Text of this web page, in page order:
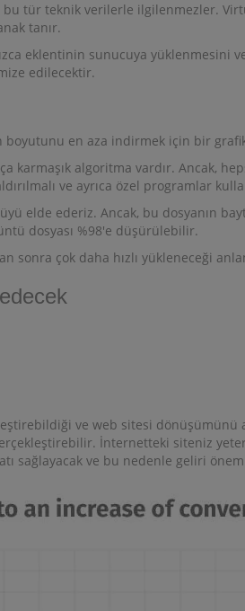
bu tür teknik verilerle ilgilenmezler.
tanır.
eklentinin sunucuya yüklenmesini
edilecektir.
en aza indirmek için bir
karmaşık algoritma vardır. Ancak,
ve ayrıca özel programlar
elde ederiz. Ancak, bu dosyanın
dosyası %98'e düşürülebilir.
sonra çok daha hızlı yükleneceği
ve web sitesi dönüşümünü
İnternetteki siteniz
sağlayacak ve bu nedenle geliri